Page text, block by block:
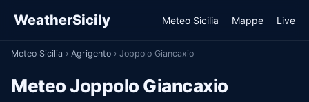
WeatherSicily Meteo Sicilia Mappe Live
Meteo Sicilia › Agrigento › Joppolo Giancaxio
Meteo Joppolo Giancaxio